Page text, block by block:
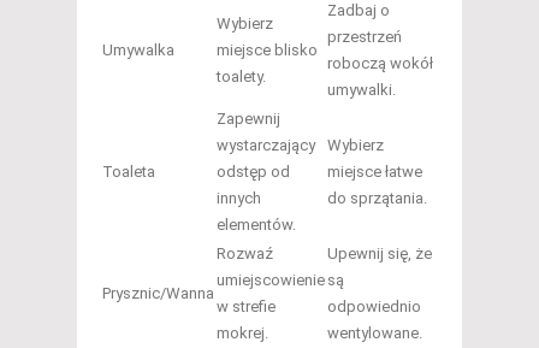
Umywalka
Wybierz
miejsce blisko
toalety.
Zadbaj o
przestrzeń
roboczą wokół
umywalki.
Toaleta
Zapewnij
wystarczający
odstęp od
innych
elementów.
Wybierz
miejsce łatwe
do sprzątania.
Prysznic/Wanna
Rozwaź
umiejscowienie
w strefie
mokrej.
Upewnij się, że
są
odpowiednio
wentylowane.